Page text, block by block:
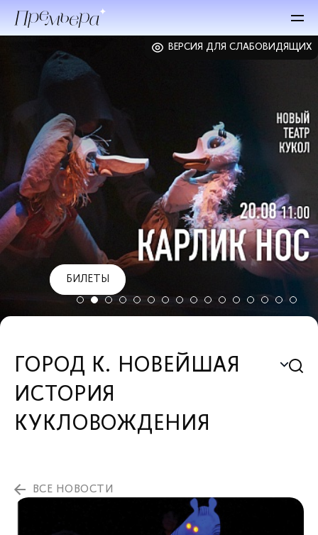
ВЕРСИЯ ДЛЯ СЛАБОВИДЯЩИХ
БИЛЕТЫ
ГОРОД К. НОВЕЙШАЯ
ИСТОРИЯ
КУКЛОВОЖДЕНИЯ
ВСЕ НОВОСТИ